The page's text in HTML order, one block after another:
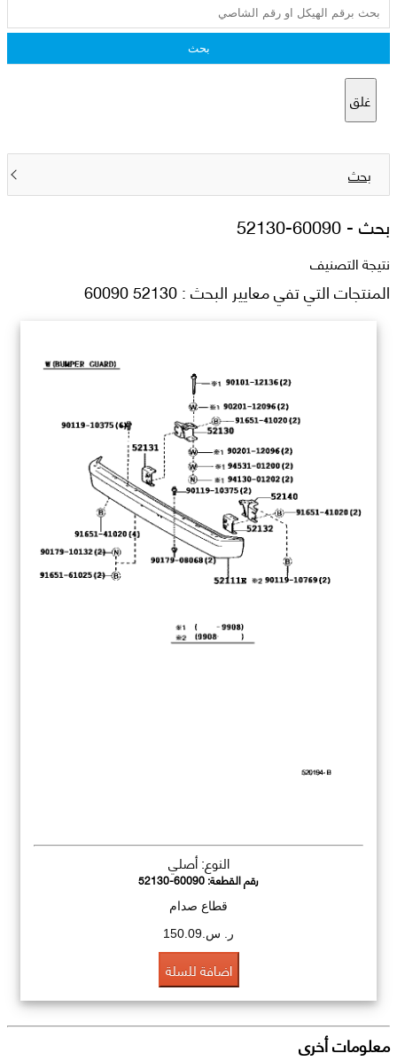
بحث
غلق
بحث
بحث -52130-60090
نتيجة التصنيف
المنتجات التي تفي معايير البحث : 52130 60090
النوع: أصلي
رقم القطعة:52130-60090
قطاع صدام
ر. س.150.09
اضافة للسلة
معلومات أخرى